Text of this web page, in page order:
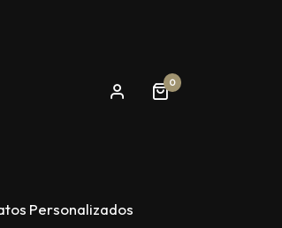
0
Personalizados